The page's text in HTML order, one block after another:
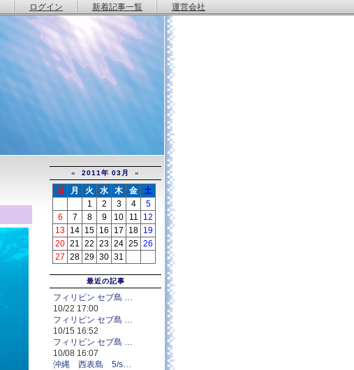
ログイン 新着記事一覧 運営会社
« 2011年 03月 »
日 月 火 水 木 金
土
1
2 3 4
5
6
7 8 9 10 11
12
13 14 15 16 17 18 19
20 21 22 23 24 25 26
27 28 29 30 31
最近の記事
フィリピン セブ島 …
10/22 17:00
フィリピン セブ島 …
10/15 16:52
フィリピン セブ島 …
10/08 16:07
沖縄 西表島 5/s…